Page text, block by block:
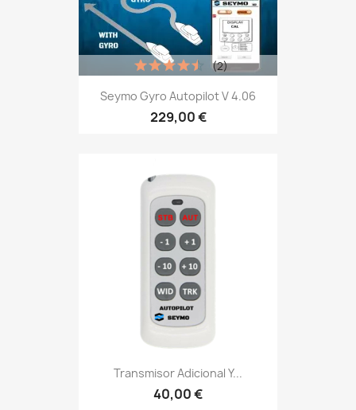
Seymo Gyro Autopilot V 4.06
229,00 €
(2)
Transmisor Adicional Y...
40,00 €